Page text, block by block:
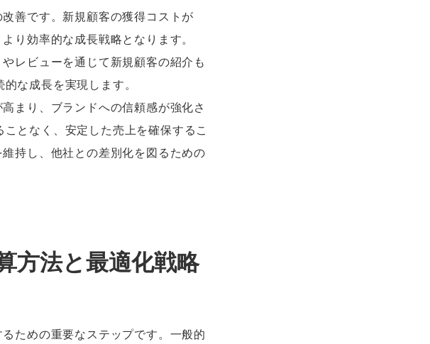
善です。新規顧客の獲得コストが
り効率的な成長戦略となります。
レビューを通じて新規顧客の紹介も
な成長を実現します。
まり、ブランドへの信頼感が強化さ
となく、安定した売上を確保するこ
持し、他社との差別化を図るための
方法と最適化戦略
ための重要なステップです。一般的